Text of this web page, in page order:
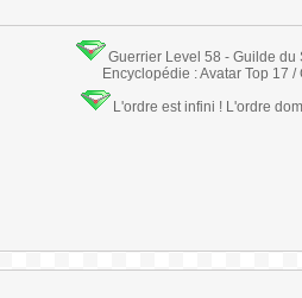
Guerrier Level 58 - Guilde
Encyclopédie : Avatar Top 17 /
L'ordre est infini ! L'ordre